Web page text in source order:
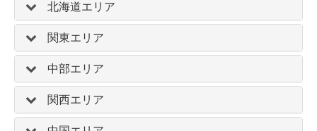
北海道エリア
関東エリア
中部エリア
関西エリア